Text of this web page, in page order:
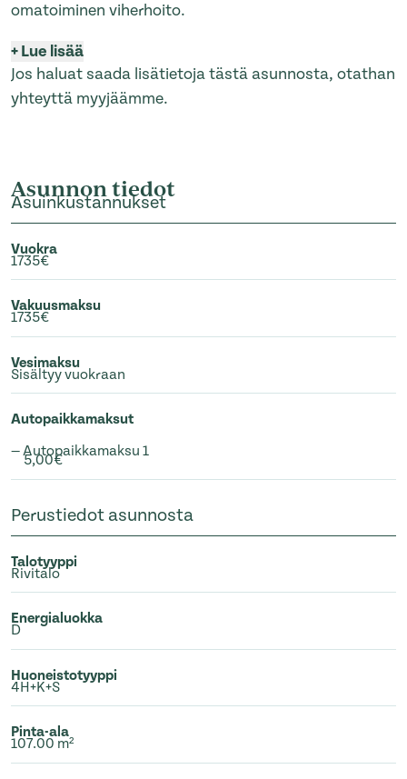
omatoiminen viherhoito.
+Lue lisää
Jos haluat saada lisätietoja tästä asunnosta, otathan
yhteyttä myyjäämme.
Asunnon tiedot
Asuinkustannukset
Vuokra
1735€
Vakuusmaksu
1735€
Vesimaksu
Sisältyy vuokraan
Autopaikkamaksut
— Autopaikkamaksu 1
5,00€
Perustiedot asunnosta
Talotyyppi
Rivitalo
Energialuokka
D
Huoneistotyyppi
4H+K+S
Pinta-ala
107.00 m²